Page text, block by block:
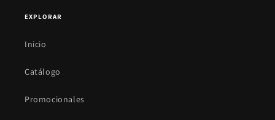
EXPLORAR
Inicio
Catálogo
Promocionales